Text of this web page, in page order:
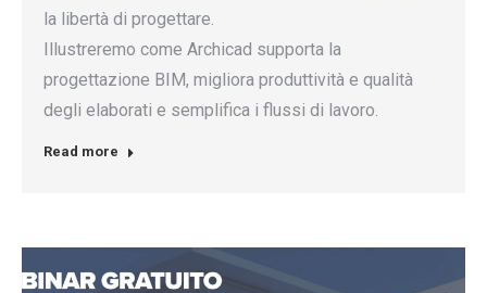
la libertà di progettare.
Illustreremo come Archicad supporta la
progettazione BIM, migliora produttività e qualità
degli elaborati e semplifica i flussi di lavoro.
Read more